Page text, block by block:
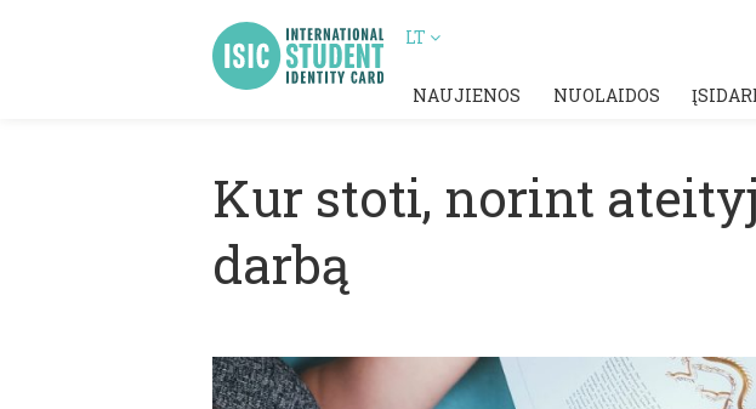
LT
NAUJIENOS NUOLAIDOS
Kur stoti, norint
darbą